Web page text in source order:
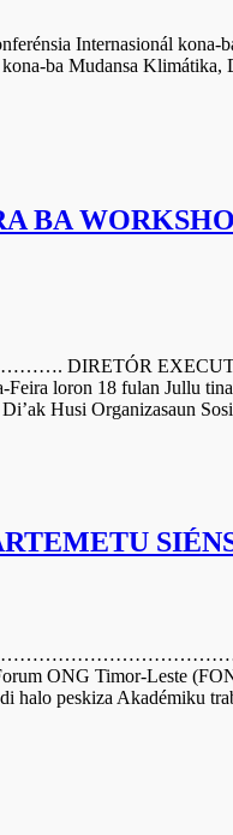
Internasionál kona-
ba Mudansa Klimátika,
BA
loron 18 fulan Jullu
Husi Organizasaun
FONGTIL
ONG Timor-Leste
peskiza Akadémiku